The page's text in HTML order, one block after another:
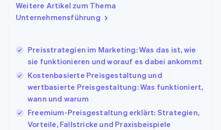
Weitere Artikel zum Thema
Unternehmensführung
Preisstrategien im Marketing: Was das ist, wie
sie funktionieren und worauf es dabei ankommt
Kostenbasierte Preisgestaltung und
wertbasierte Preisgestaltung: Was funktioniert,
wann und warum
Freemium-Preisgestaltung erklärt: Strategien,
Vorteile, Fallstricke und Praxisbeispiele
English
Italien
日本語 English
English Français
Kroatien
EnglishItaliano
Lettland
Liechtenstein
DeutschEnglish